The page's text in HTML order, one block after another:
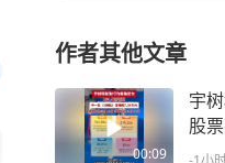
作者其他文章
00:09
宇
股
价